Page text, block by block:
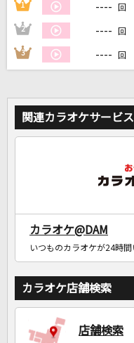
1 ---- 回
2 ---- 回
3 ---- 回
関連カラオケサービス
カラオケ@DAM
いつものカラオケが24時
カラオケ店舗検索
店舗検索